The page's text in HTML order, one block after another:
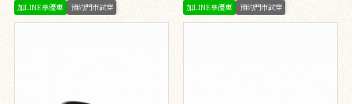
加LINE享優惠 預約門市試穿 加LINE享優惠 預約門市試穿